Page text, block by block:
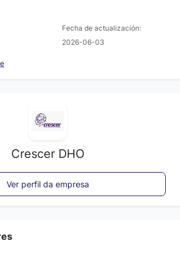
Fecha de actualización:
2026-06-03
Crescer DHO
Ver perfil da empresa